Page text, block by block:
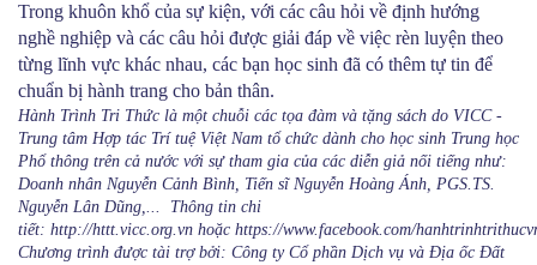
Trong khuôn khổ của sự kiện, với các câu hỏi về định hướng
nghề nghiệp và các câu hỏi được giải đáp về việc rèn luyện theo
từng lĩnh vực khác nhau, các bạn học sinh đã có thêm tự tin để
chuẩn bị hành trang cho bản thân.
Hành Trình Tri Thức là một chuỗi các tọa đàm và tặng sách do VICC -
Trung tâm Hợp tác Trí tuệ Việt Nam tổ chức dành cho học sinh Trung học
Phổ thông trên cả nước với sự tham gia của các diễn giả nối tiếng như:
Doanh nhân Nguyễn Cảnh Bình, Tiến sĩ Nguyễn Hoàng Ánh, PGS.TS.
Nguyễn Lân Dũng,... Thông tin chi
tiết: http://httt.vicc.org.vn hoặc https://www.facebook.com/
Chương trình được tài trợ bởi: Công ty Cổ phần Dịch vụ và Địa ốc Đất